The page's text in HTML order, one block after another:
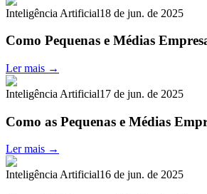
Inteligência Artificial18 de jun. de 2025
Como Pequenas e Médias
Ler mais →
Inteligência Artificial17 de jun. de 2025
Como as Pequenas e Médias
Ler mais →
Inteligência Artificial16 de jun. de 2025